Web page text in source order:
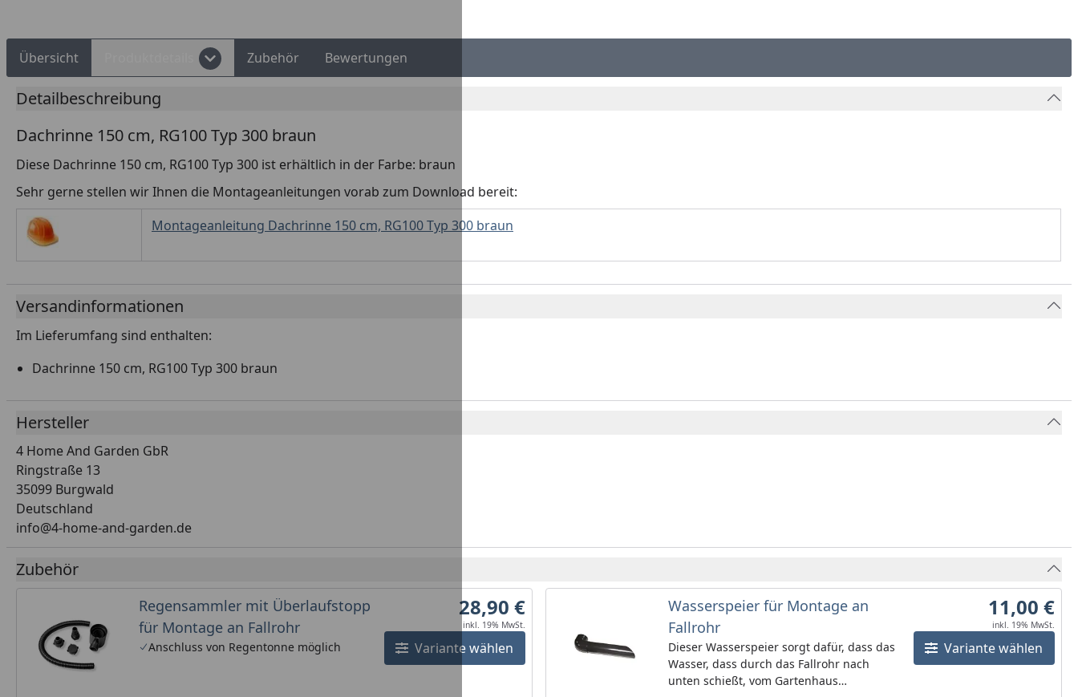
Übersicht Zubehör Bewertungen
Detailbeschreibung
Dachrinne 150 cm, RG100 Typ 300 braun
Diese Dachrinne 150 cm, RG100 Typ 300 ist erhältlich in der Farbe: braun
Sehr gerne stellen wir Ihnen die Montageanleitungen vorab zum Download bereit:
Montageanleitung Dachrinne 150 cm, RG100 Typ 300 braun
Versandinformationen
Im Lieferumfang sind enthalten:
Dachrinne 150 cm, RG100 Typ 300 braun
Hersteller
4 Home And Garden GbR
Ringstraße 13
35099 Burgwald
Deutschland
info@4-home-and-garden.de
Zubehör
Regensammler mit Überlaufstopp
für Montage an Fallrohr
Anschluss von Regentonne möglich Variante wählen
28,90 €
inkl. 19% MwSt.
Wasserspeier für Montage an
Fallrohr
Dieser Wasserspeier sorgt dafür, dass das
Wasser, dass durch das Fallrohr nach
unten schießt, vom Gartenhaus
Variante wählen
11,00 €
inkl. 19% MwSt.